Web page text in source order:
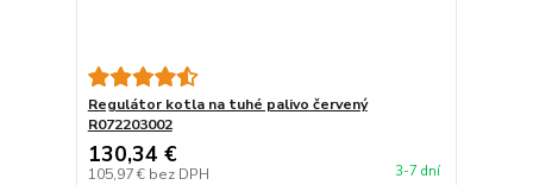
Regulátor kotla na tuhé palivo červený
R072203002
130,34 €
105,97 € bez DPH 3-7 dní